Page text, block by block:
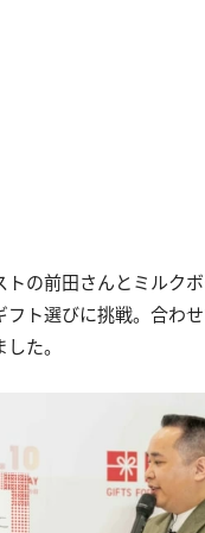
トの前田さんとミルク
フト選びに挑戦。合わ
た。